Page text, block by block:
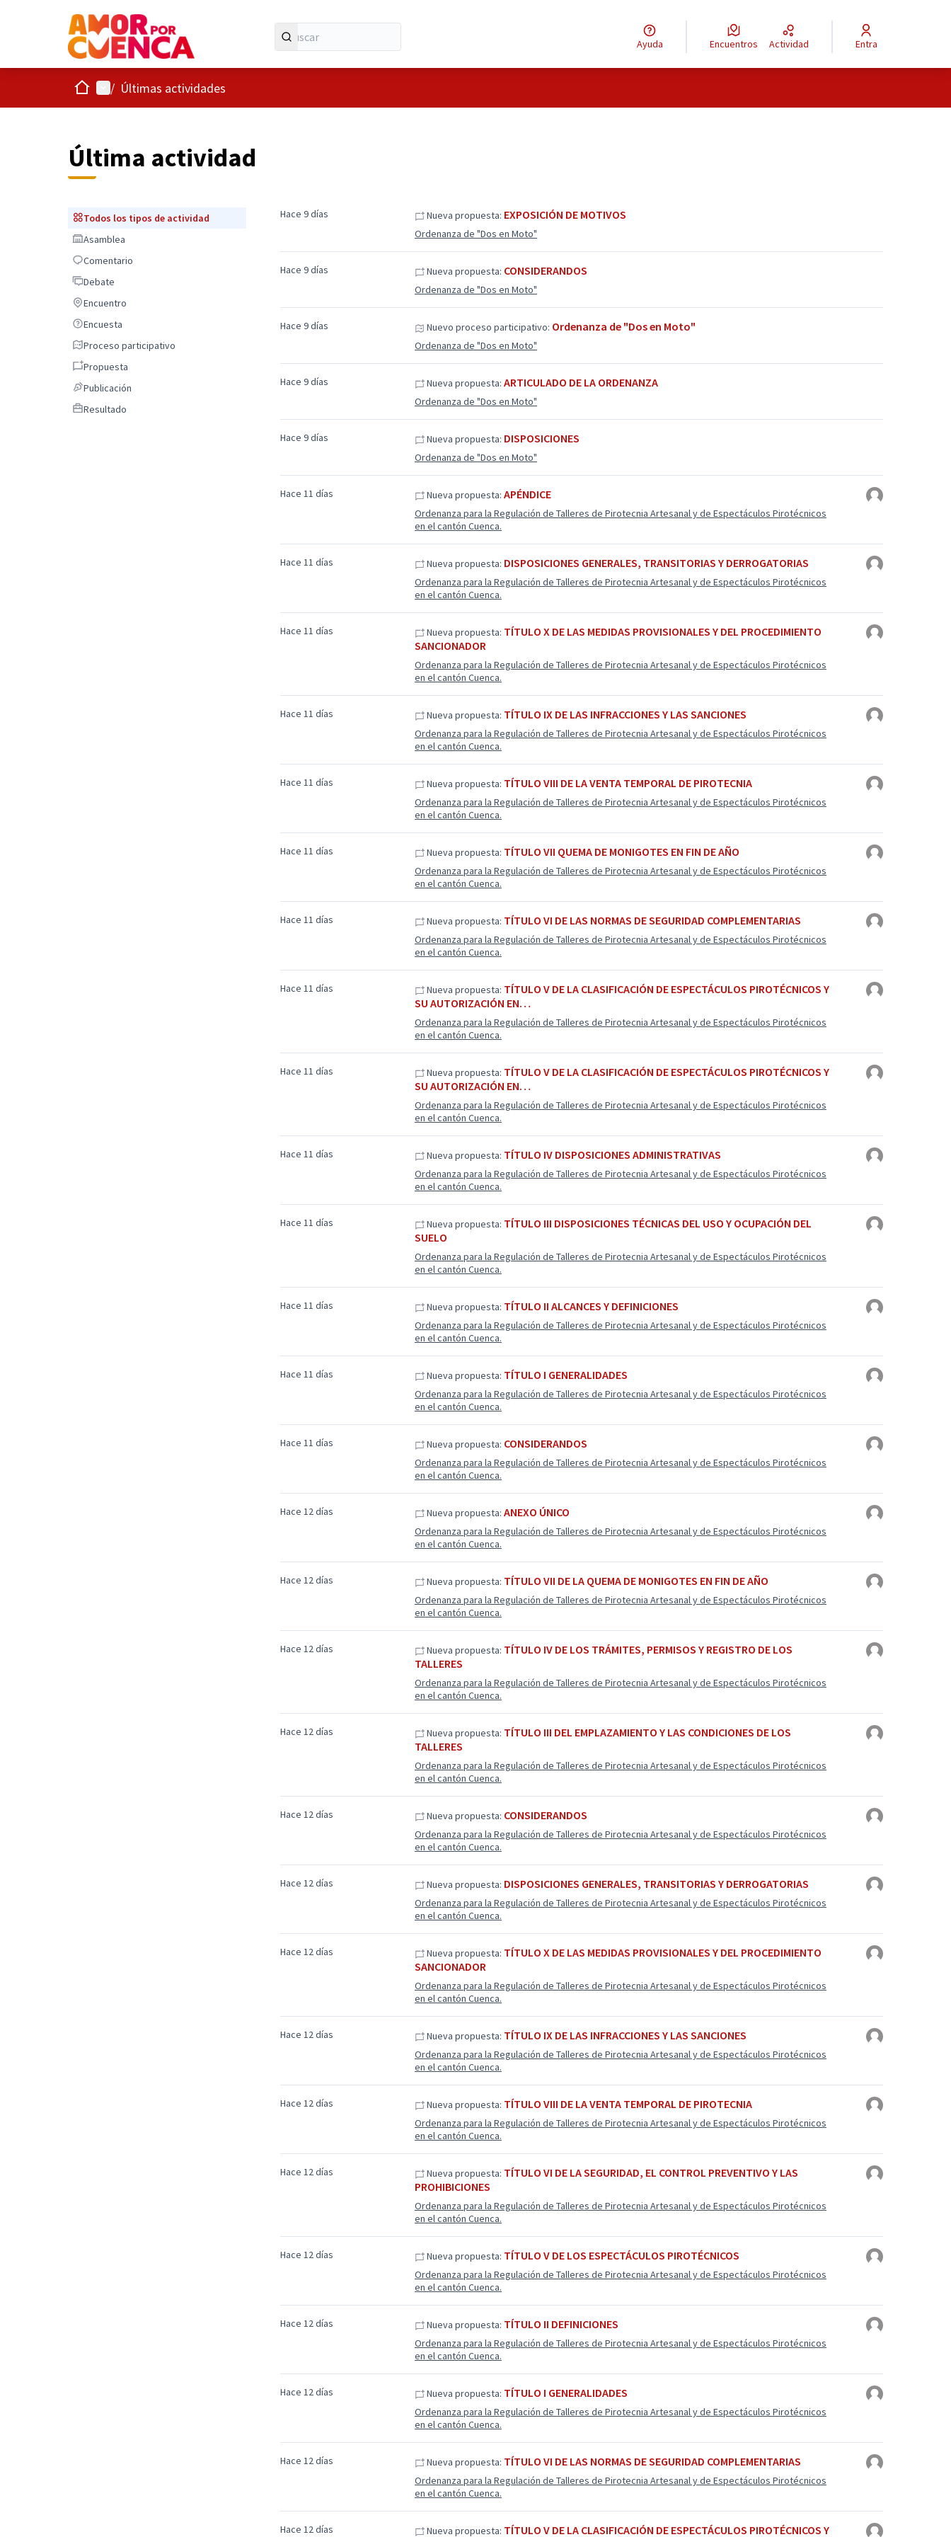
Ayuda Encuentros Actividad Entra
InicioMenú principal
/ Últimas actividades
Última actividad
Todos los tipos de actividad
Todos los tipos de actividad
Asamblea
Asamblea
Comentario
Comentario
DebateDebate
Encuentro
Encuentro
Encuesta
Encuesta
Proceso participativo
Proceso participativo
Propuesta
Propuesta
Publicación
Publicación
Resultado
Resultado
Hace 9 días Nueva propuesta: EXPOSICIÓN DE MOTIVOS
Ordenanza de "Dos en Moto"
Hace 9 días Nueva propuesta: CONSIDERANDOS
Ordenanza de "Dos en Moto"
Hace 9 días Nuevo proceso participativo: Ordenanza de "Dos en Moto"
Ordenanza de "Dos en Moto"
Hace 9 días Nueva propuesta: ARTICULADO DE LA ORDENANZA
Ordenanza de "Dos en Moto"
Hace 9 días Nueva propuesta: DISPOSICIONES
Ordenanza de "Dos en Moto"
Hace 11 días Nueva propuesta: APÉNDICE
Ordenanza para la Regulación de Talleres de Pirotecnia Artesanal y de Espectáculos Pirotécnicos
en el cantón Cuenca.
Hace 11 días Nueva propuesta: DISPOSICIONES GENERALES, TRANSITORIAS Y DERROGATORIAS
Ordenanza para la Regulación de Talleres de Pirotecnia Artesanal y de Espectáculos Pirotécnicos
en el cantón Cuenca.
Hace 11 días Nueva propuesta: TÍTULO X DE LAS MEDIDAS PROVISIONALES Y DEL PROCEDIMIENTO
SANCIONADOR
Ordenanza para la Regulación de Talleres de Pirotecnia Artesanal y de Espectáculos Pirotécnicos
en el cantón Cuenca.
Hace 11 días Nueva propuesta: TÍTULO IX DE LAS INFRACCIONES Y LAS SANCIONES
Ordenanza para la Regulación de Talleres de Pirotecnia Artesanal y de Espectáculos Pirotécnicos
en el cantón Cuenca.
Hace 11 días Nueva propuesta: TÍTULO VIII DE LA VENTA TEMPORAL DE PIROTECNIA
Ordenanza para la Regulación de Talleres de Pirotecnia Artesanal y de Espectáculos Pirotécnicos
en el cantón Cuenca.
Hace 11 días Nueva propuesta: TÍTULO VII QUEMA DE MONIGOTES EN FIN DE AÑO
Ordenanza para la Regulación de Talleres de Pirotecnia Artesanal y de Espectáculos Pirotécnicos
en el cantón Cuenca.
Hace 11 días Nueva propuesta: TÍTULO VI DE LAS NORMAS DE SEGURIDAD COMPLEMENTARIAS
Ordenanza para la Regulación de Talleres de Pirotecnia Artesanal y de Espectáculos Pirotécnicos
en el cantón Cuenca.
Hace 11 días Nueva propuesta: TÍTULO V DE LA CLASIFICACIÓN DE ESPECTÁCULOS PIROTÉCNICOS Y
SU AUTORIZACIÓN EN…
Ordenanza para la Regulación de Talleres de Pirotecnia Artesanal y de Espectáculos Pirotécnicos
en el cantón Cuenca.
Hace 11 días Nueva propuesta: TÍTULO V DE LA CLASIFICACIÓN DE ESPECTÁCULOS PIROTÉCNICOS Y
SU AUTORIZACIÓN EN…
Ordenanza para la Regulación de Talleres de Pirotecnia Artesanal y de Espectáculos Pirotécnicos
en el cantón Cuenca.
Hace 11 días Nueva propuesta: TÍTULO IV DISPOSICIONES ADMINISTRATIVAS
Ordenanza para la Regulación de Talleres de Pirotecnia Artesanal y de Espectáculos Pirotécnicos
en el cantón Cuenca.
Hace 11 días Nueva propuesta: TÍTULO III DISPOSICIONES TÉCNICAS DEL USO Y OCUPACIÓN DEL
SUELO
Ordenanza para la Regulación de Talleres de Pirotecnia Artesanal y de Espectáculos Pirotécnicos
en el cantón Cuenca.
Hace 11 días Nueva propuesta: TÍTULO II ALCANCES Y DEFINICIONES
Ordenanza para la Regulación de Talleres de Pirotecnia Artesanal y de Espectáculos Pirotécnicos
en el cantón Cuenca.
Hace 11 días Nueva propuesta: TÍTULO I GENERALIDADES
Ordenanza para la Regulación de Talleres de Pirotecnia Artesanal y de Espectáculos Pirotécnicos
en el cantón Cuenca.
Hace 11 días Nueva propuesta: CONSIDERANDOS
Ordenanza para la Regulación de Talleres de Pirotecnia Artesanal y de Espectáculos Pirotécnicos
en el cantón Cuenca.
Hace 12 días Nueva propuesta: ANEXO ÚNICO
Ordenanza para la Regulación de Talleres de Pirotecnia Artesanal y de Espectáculos Pirotécnicos
en el cantón Cuenca.
Hace 12 días Nueva propuesta: TÍTULO VII DE LA QUEMA DE MONIGOTES EN FIN DE AÑO
Ordenanza para la Regulación de Talleres de Pirotecnia Artesanal y de Espectáculos Pirotécnicos
en el cantón Cuenca.
Hace 12 días Nueva propuesta: TÍTULO IV DE LOS TRÁMITES, PERMISOS Y REGISTRO DE LOS
TALLERES
Ordenanza para la Regulación de Talleres de Pirotecnia Artesanal y de Espectáculos Pirotécnicos
en el cantón Cuenca.
Hace 12 días Nueva propuesta: TÍTULO III DEL EMPLAZAMIENTO Y LAS CONDICIONES DE LOS
TALLERES
Ordenanza para la Regulación de Talleres de Pirotecnia Artesanal y de Espectáculos Pirotécnicos
en el cantón Cuenca.
Hace 12 días Nueva propuesta: CONSIDERANDOS
Ordenanza para la Regulación de Talleres de Pirotecnia Artesanal y de Espectáculos Pirotécnicos
en el cantón Cuenca.
Hace 12 días Nueva propuesta: DISPOSICIONES GENERALES, TRANSITORIAS Y DERROGATORIAS
Ordenanza para la Regulación de Talleres de Pirotecnia Artesanal y de Espectáculos Pirotécnicos
en el cantón Cuenca.
Hace 12 días Nueva propuesta: TÍTULO X DE LAS MEDIDAS PROVISIONALES Y DEL PROCEDIMIENTO
SANCIONADOR
Ordenanza para la Regulación de Talleres de Pirotecnia Artesanal y de Espectáculos Pirotécnicos
en el cantón Cuenca.
Hace 12 días Nueva propuesta: TÍTULO IX DE LAS INFRACCIONES Y LAS SANCIONES
Ordenanza para la Regulación de Talleres de Pirotecnia Artesanal y de Espectáculos Pirotécnicos
en el cantón Cuenca.
Hace 12 días Nueva propuesta: TÍTULO VIII DE LA VENTA TEMPORAL DE PIROTECNIA
Ordenanza para la Regulación de Talleres de Pirotecnia Artesanal y de Espectáculos Pirotécnicos
en el cantón Cuenca.
Hace 12 días Nueva propuesta: TÍTULO VI DE LA SEGURIDAD, EL CONTROL PREVENTIVO Y LAS
PROHIBICIONES
Ordenanza para la Regulación de Talleres de Pirotecnia Artesanal y de Espectáculos Pirotécnicos
en el cantón Cuenca.
Hace 12 días Nueva propuesta: TÍTULO V DE LOS ESPECTÁCULOS PIROTÉCNICOS
Ordenanza para la Regulación de Talleres de Pirotecnia Artesanal y de Espectáculos Pirotécnicos
en el cantón Cuenca.
Hace 12 días Nueva propuesta: TÍTULO II DEFINICIONES
Ordenanza para la Regulación de Talleres de Pirotecnia Artesanal y de Espectáculos Pirotécnicos
en el cantón Cuenca.
Hace 12 días Nueva propuesta: TÍTULO I GENERALIDADES
Ordenanza para la Regulación de Talleres de Pirotecnia Artesanal y de Espectáculos Pirotécnicos
en el cantón Cuenca.
Hace 12 días Nueva propuesta: TÍTULO VI DE LAS NORMAS DE SEGURIDAD COMPLEMENTARIAS
Ordenanza para la Regulación de Talleres de Pirotecnia Artesanal y de Espectáculos Pirotécnicos
en el cantón Cuenca.
Hace 12 días Nueva propuesta: TÍTULO V DE LA CLASIFICACIÓN DE ESPECTÁCULOS PIROTÉCNICOS Y